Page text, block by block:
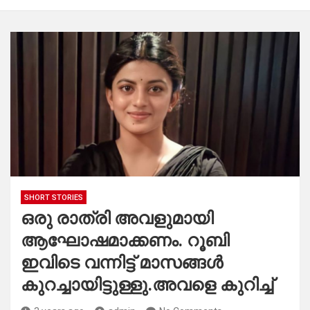
SHORT STORIES
ഒരു രാത്രി അവളുമായി
ആഘോഷമാക്കണം. റൂബി
ഇവിടെ വന്നിട്ട് മാസങ്ങൾ
കുറച്ചായിട്ടുള്ളു.അവളെ കുറിച്ച്